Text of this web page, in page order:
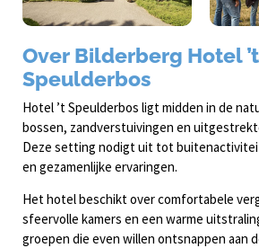
Over Bilderberg Hotel ’t
Speulderbos
Hotel ’t Speulderbos ligt midden in de
bossen, zandverstuivingen en
Deze setting nodigt uit tot
en gezamenlijke ervaringen.
Het hotel beschikt over comfortabele
sfeervolle kamers en een warme
groepen die even willen ontsnappen aan